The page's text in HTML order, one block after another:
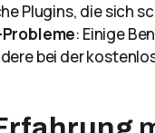
Plugins, die sich
: Einige
bei der